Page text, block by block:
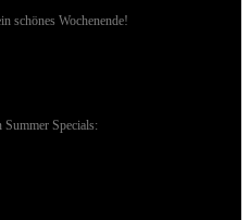
schönes Wochenende!
Specials: